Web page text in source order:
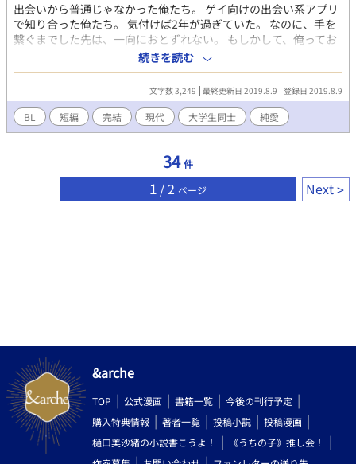
出会いから普通じゃなかった俺たち。 ゲイ向けの出会い系アプリ
で知り合った俺たち。 気付けば2年が過ぎていた。 なのに、手を
繋ぐまでした先は、一向におとずれない。 もしかして、俺ってお
前のタイプじゃないの？ お前のことが好きだと気づいた時、その
想いをどうすればいいのか、わからなかった。 だから、送るつも
続きを読む
文字数 3,249 最終更新日 2019.8.9 登録日 2019.8.9
BL 短編 完結 現代 大学生同士 純愛
34 件
1 / 2 ページ Next
&arche
TOP 公式漫画 書籍一覧
今後の刊行予定
購入特典情報
著者一覧 投稿小説
投稿漫画
樋口美沙緒の小説書こうよ！
《うちの子》推し会！